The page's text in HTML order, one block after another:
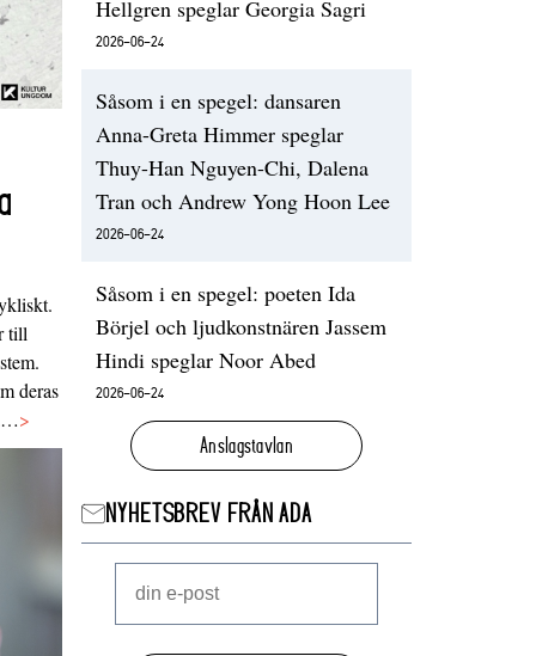
till
deras
>
Hellgren speglar Georgia Sagri
2026-06-24
Såsom i en spegel: dansaren
Anna-Greta Himmer speglar
Thuy-Han Nguyen-Chi, Dalena
Tran och Andrew Yong Hoon Lee
2026-06-24
Såsom i en spegel: poeten Ida
Börjel och ljudkonstnären Jassem
Hindi speglar Noor Abed
2026-06-24
Anslagstavlan
NYHETSBREV FRÅN ADA